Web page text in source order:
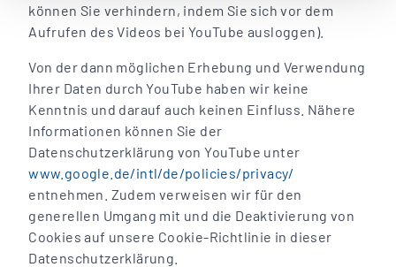
können Sie verhindern, indem Sie sich vor dem
Aufrufen des Videos bei YouTube ausloggen).
Von der dann möglichen Erhebung und Verwendung
Ihrer Daten durch YouTube haben wir keine
Kenntnis und darauf auch keinen Einfluss. Nähere
Informationen können Sie der
Datenschutzerklärung von YouTube unter
www.google.de/intl/de/policies/privacy/
entnehmen. Zudem verweisen wir für den
generellen Umgang mit und die Deaktivierung von
Cookies auf unsere Cookie-Richtlinie in dieser
Datenschutzerklärung.